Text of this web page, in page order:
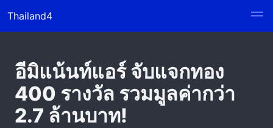
Thailand4
อีมิแน้นท์แอร์ จับแจกทอง
400 รางวัล รวมมูลค่ากว่า
2.7 ล้านบาท!